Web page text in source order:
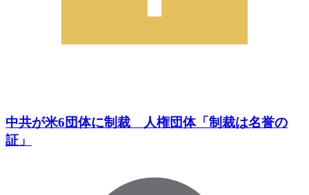
中共が米6団体に制裁 人権団体「制裁は名誉の
証」